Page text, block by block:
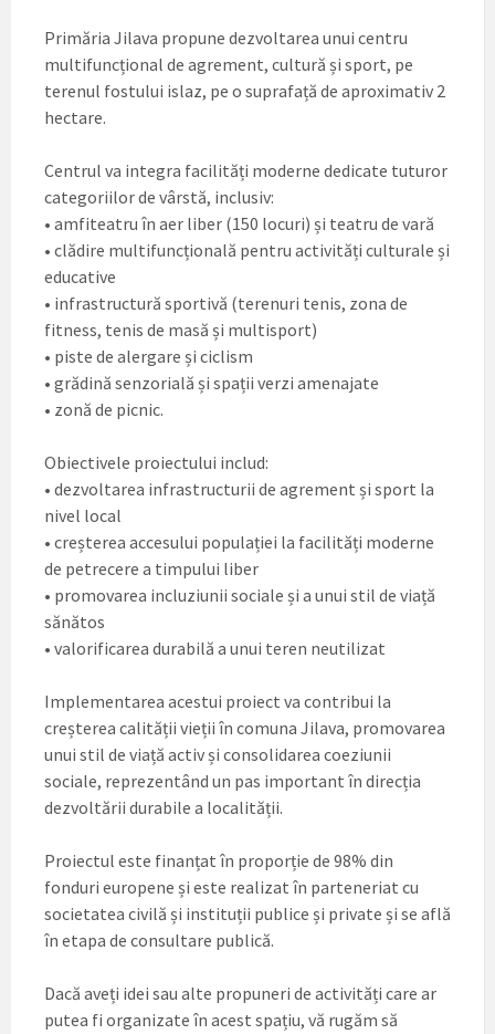
Primăria Jilava propune dezvoltarea unui centru
multifuncțional de agrement, cultură și sport, pe
terenul fostului islaz, pe o suprafață de aproximativ 2
hectare.
Centrul va integra facilități moderne dedicate tuturor
categoriilor de vârstă, inclusiv:
• amfiteatru în aer liber (150 locuri) și teatru de vară
• clădire multifuncțională pentru activități culturale și
educative
• infrastructură sportivă (terenuri tenis, zona de
fitness, tenis de masă și multisport)
• piste de alergare și ciclism
• grădină senzorială și spații verzi amenajate
• zonă de picnic.
Obiectivele proiectului includ:
• dezvoltarea infrastructurii de agrement și sport la
nivel local
• creșterea accesului populației la facilități moderne
de petrecere a timpului liber
• promovarea incluziunii sociale și a unui stil de viață
sănătos
• valorificarea durabilă a unui teren neutilizat
Implementarea acestui proiect va contribui la
creșterea calității vieții în comuna Jilava, promovarea
unui stil de viață activ și consolidarea coeziunii
sociale, reprezentând un pas important în direcția
dezvoltării durabile a localității.
Proiectul este finanțat în proporție de 98% din
fonduri europene și este realizat în parteneriat cu
societatea civilă și instituții publice și private și se află
în etapa de consultare publică.
Dacă aveți idei sau alte propuneri de activități care ar
putea fi organizate în acest spațiu, vă rugăm să